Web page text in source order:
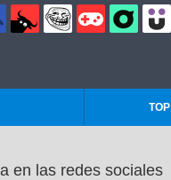
TOP
en las redes sociales